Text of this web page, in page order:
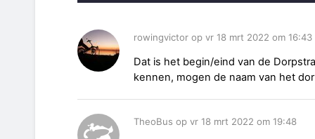
rowingvictor op vr 18 mrt 2022 om 16:43
Dat is het begin/eind van de
kennen, mogen de naam van het
TheoBus op vr 18 mrt 2022 om 19:48